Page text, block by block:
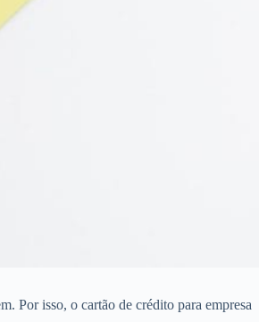
Por isso, o cartão de crédito para empresa